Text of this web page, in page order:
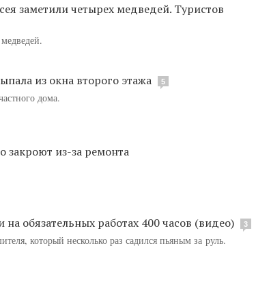
заметили четырех медведей. Туристов
из окна второго этажа 5
дома.
закроют из-за ремонта
обязательных работах 400 часов (видео) 3
который несколько раз садился пьяным за руль.